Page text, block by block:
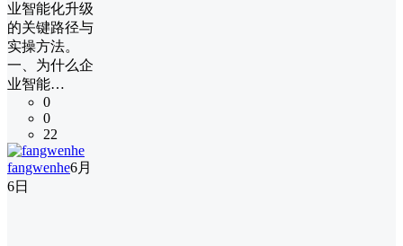
业智能化升级
的关键路径与
实操方法。
一、为什么企
业智能…
0
0
22
fangwenhe6月
6日